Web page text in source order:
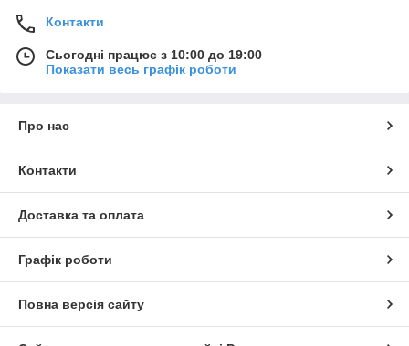
Контакти
Сьогодні працює з 10:00 до 19:00
Показати весь графік роботи
Про нас
Контакти
Доставка та оплата
Графік роботи
Повна версія сайту